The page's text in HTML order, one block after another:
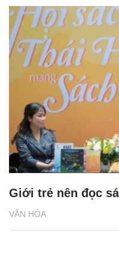
VĂN HÓA
Giới trẻ nên đọc